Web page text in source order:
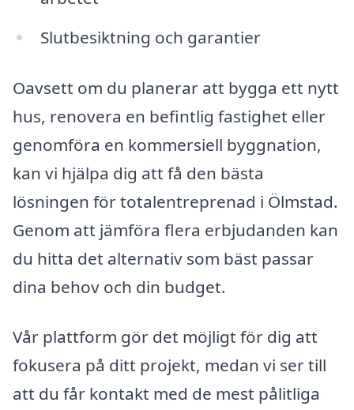
Slutbesiktning och garantier
Oavsett om du planerar att bygga ett nytt
hus, renovera en befintlig fastighet eller
genomföra en kommersiell byggnation,
kan vi hjälpa dig att få den bästa
lösningen för totalentreprenad i Ölmstad.
Genom att jämföra flera erbjudanden kan
du hitta det alternativ som bäst passar
dina behov och din budget.
Vår plattform gör det möjligt för dig att
fokusera på ditt projekt, medan vi ser till
att du får kontakt med de mest pålitliga